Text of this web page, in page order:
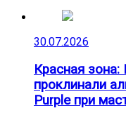
30.07.2026
Красная
проклинали
Purple при